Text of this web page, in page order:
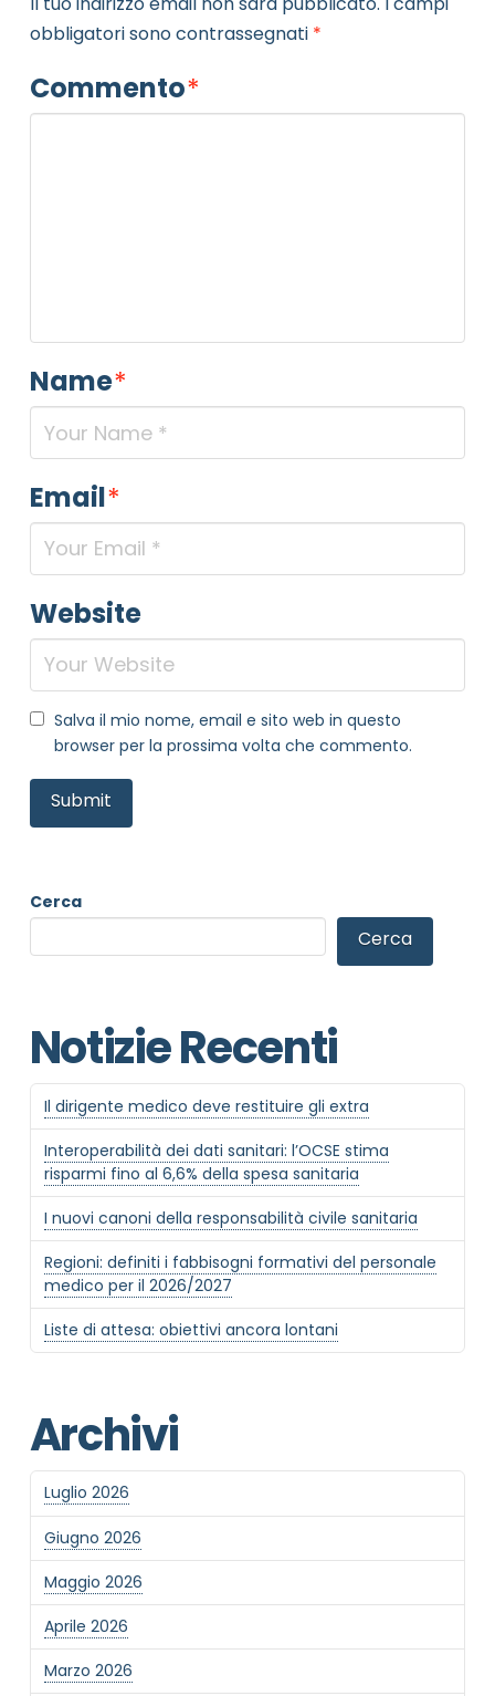
obbligatori sono contrassegnati *
Commento*
Name*
Email*
Website
Salva il mio nome, email e sito web in questo
browser per la prossima volta che commento.
Cerca
Cerca
Notizie Recenti
Il dirigente medico deve restituire gli extra
Interoperabilità dei dati sanitari: l’OCSE stima
risparmi fino al 6,6% della spesa sanitaria
I nuovi canoni della responsabilità civile sanitaria
Regioni: definiti i fabbisogni formativi del personale
medico per il 2026/2027
Liste di attesa: obiettivi ancora lontani
Archivi
Luglio 2026
Giugno 2026
Maggio 2026
Aprile 2026
Marzo 2026